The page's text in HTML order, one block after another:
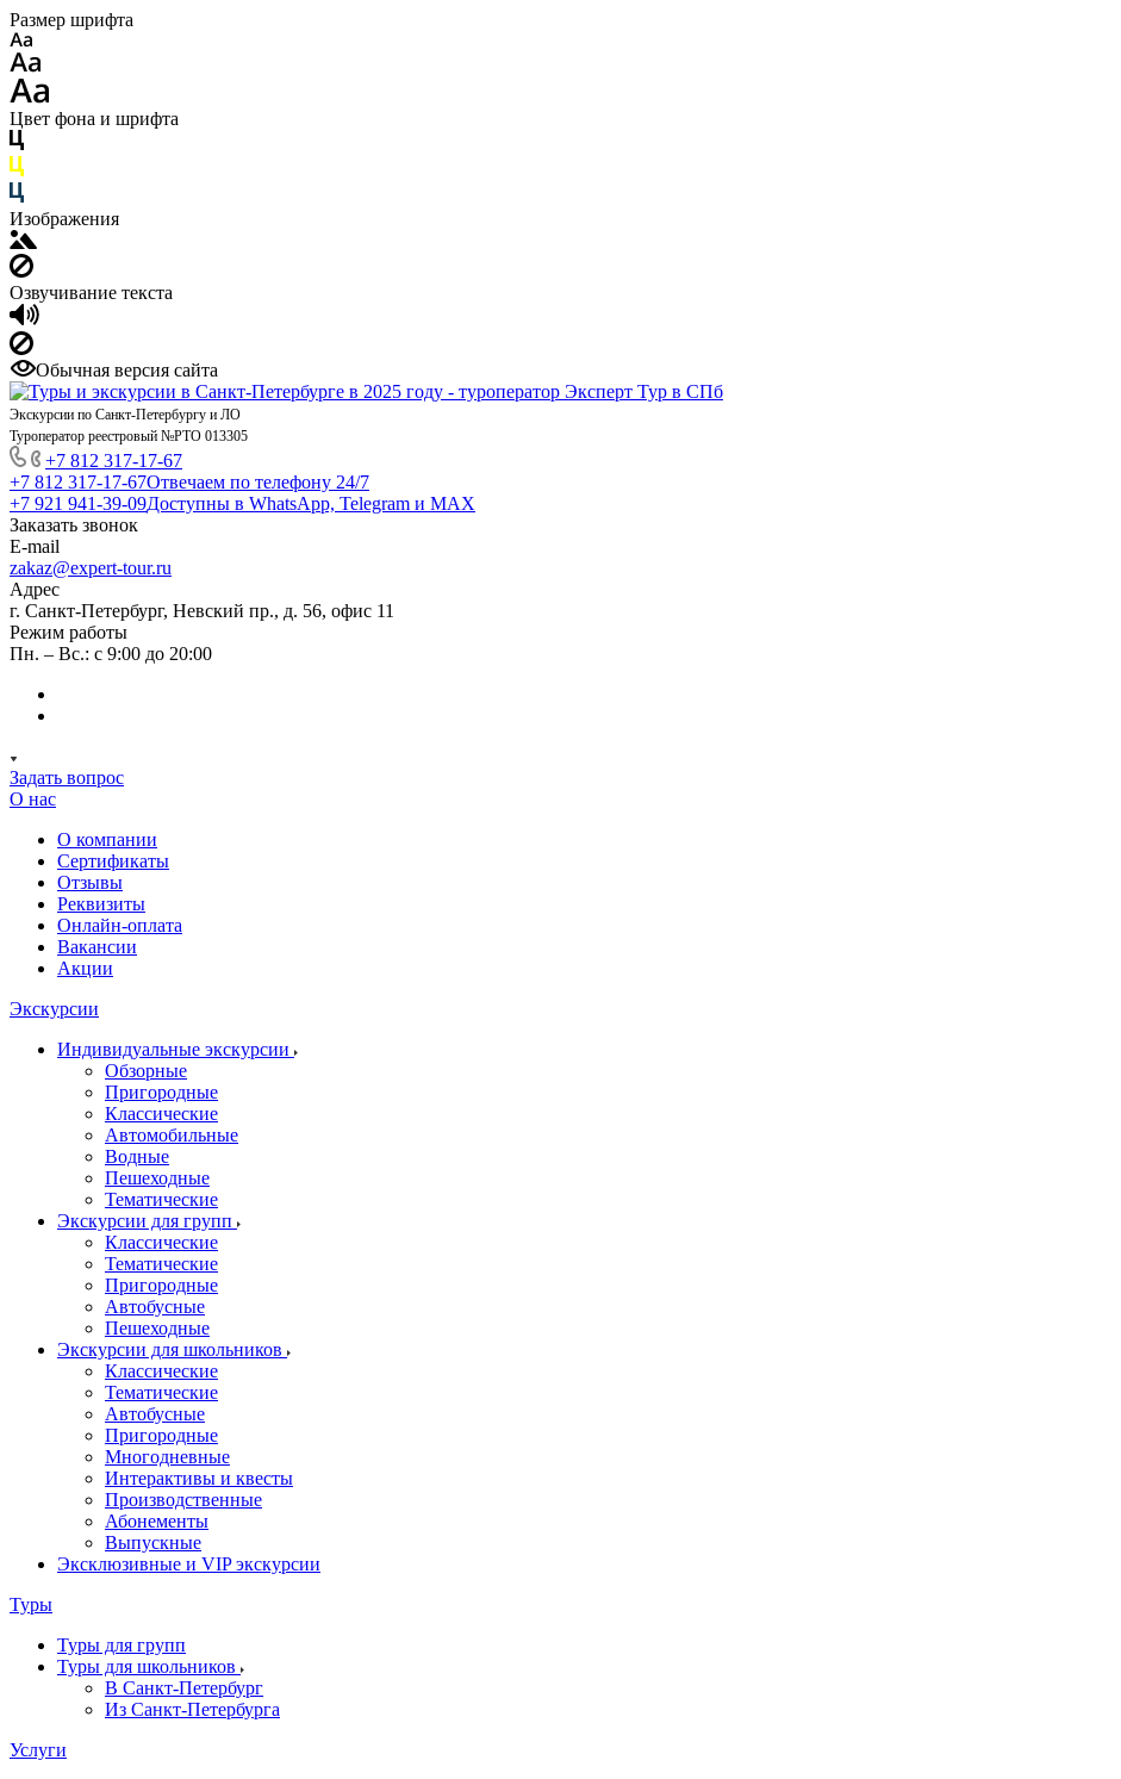
Размер шрифта
Цвет фона и шрифта
Изображения
Озвучивание текста
Обычная версия сайта
Экскурсии по Санкт-Петербургу и ЛО
Туроператор реестровый №РТО 013305
+7 812 317-17-67
+7 812 317-17-67Отвечаем по телефону 24/7
+7 921 941-39-09Доступны в WhatsApp, Telegram и MAX
Заказать звонок
E-mail
zakaz@expert-tour.ru
Адрес
г. Санкт-Петербург, Невский пр., д. 56, офис 11
Режим работы
Пн. – Вс.: с 9:00 до 20:00
Задать вопрос
О нас
О компании
Сертификаты
Отзывы
Реквизиты
Онлайн-оплата
Вакансии
Акции
Экскурсии
Индивидуальные экскурсии
Обзорные
Пригородные
Классические
Автомобильные
Водные
Пешеходные
Тематические
Экскурсии для групп
Классические
Тематические
Пригородные
Автобусные
Пешеходные
Экскурсии для школьников
Классические
Тематические
Автобусные
Пригородные
Многодневные
Интерактивы и квесты
Производственные
Абонементы
Выпускные
Эксклюзивные и VIP экскурсии
Туры
Туры для групп
Туры для школьников
В Санкт-Петербург
Из Санкт-Петербурга
Услуги